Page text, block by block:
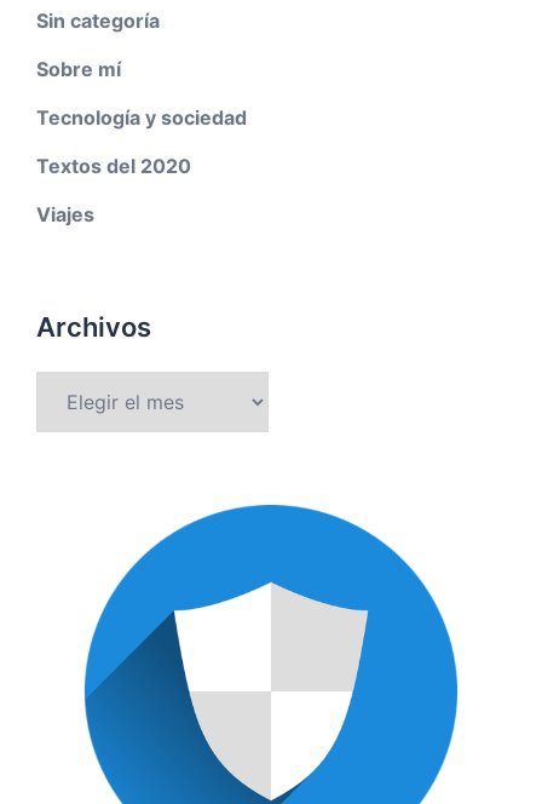
Sin categoría
Sobre mí
Tecnología y sociedad
Textos del 2020
Viajes
Archivos